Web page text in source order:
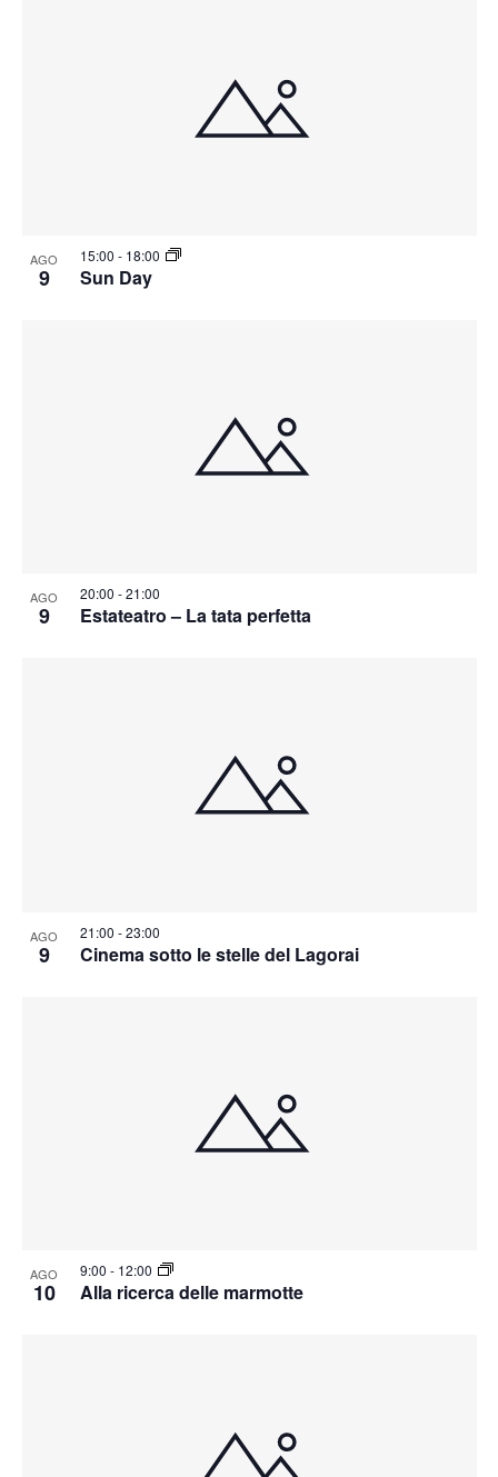
AGO
9 Sun Day
15:00 - 18:00
AGO
9 Estateatro – La tata perfetta
20:00 -21:00
AGO
9 Cinema sotto le stelle del Lagorai
21:00 -23:00
AGO
10 Alla ricerca delle marmotte
9:00 - 12:00